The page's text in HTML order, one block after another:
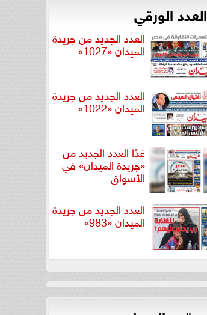
العدد الورقي
العدد الجديد من جريدة
الميدان «1027»
العدد الجديد من جريدة
الميدان «1022»
غدًا العدد الجديد من
«جريدة الميدان» في
الأسواق
العدد الجديد من جريدة
الميدان «983»